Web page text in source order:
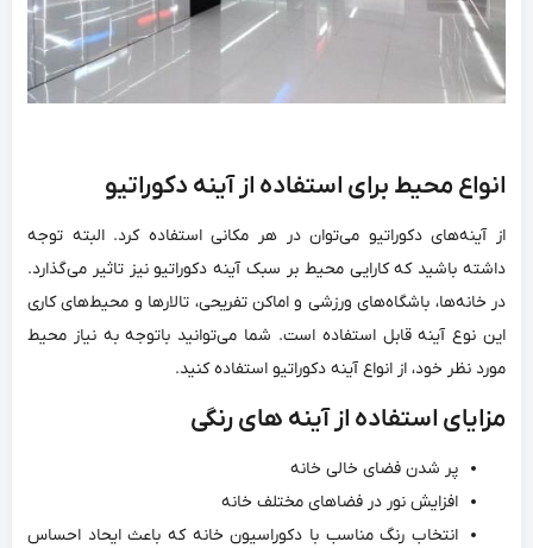
انواع محیط برای استفاده از آینه دکوراتیو
از آینه‌های دکوراتیو می‌توان در هر مکانی استفاده کرد. البته توجه
داشته باشید که کارایی محیط بر سبک آینه دکوراتیو نیز تاثیر می‌گذارد.
در خانه‌ها، باشگاه‌های ورزشی و اماکن تفریحی، تالارها و محیط‌های کاری
این نوع آینه قابل استفاده است. شما می‌توانید باتوجه به نیاز محیط
مورد نظر خود، از انواع آینه دکوراتیو استفاده کنید.
مزایای استفاده از آینه ‌های رنگی
پر شدن فضای خالی خانه
افزایش نور در فضاهای مختلف خانه
انتخاب رنگ مناسب با دکوراسیون خانه که باعث ایحاد احساس